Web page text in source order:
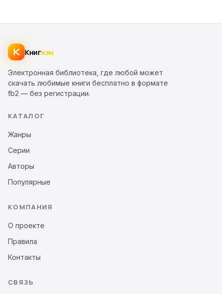
Книгизм
Электронная библиотека, где любой может
скачать любимые книги бесплатно в формате
fb2 — без регистрации.
КАТАЛОГ
Жанры
Серии
Авторы
Популярные
КОМПАНИЯ
О проекте
Правила
Контакты
СВЯЗЬ